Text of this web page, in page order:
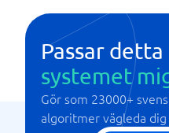
Passar detta
systemet
Gör som 23000+
algoritmer vägleda